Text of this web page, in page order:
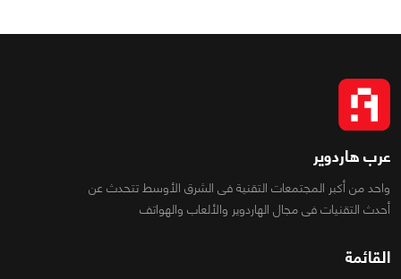
عرب هاردوير
واحد من أكبر المجتمعات التقنية فى الشرق الأوسط تتحدث عن
أحدث التقنيات فى مجال الهاردوير والألعاب والهواتف
القائمة